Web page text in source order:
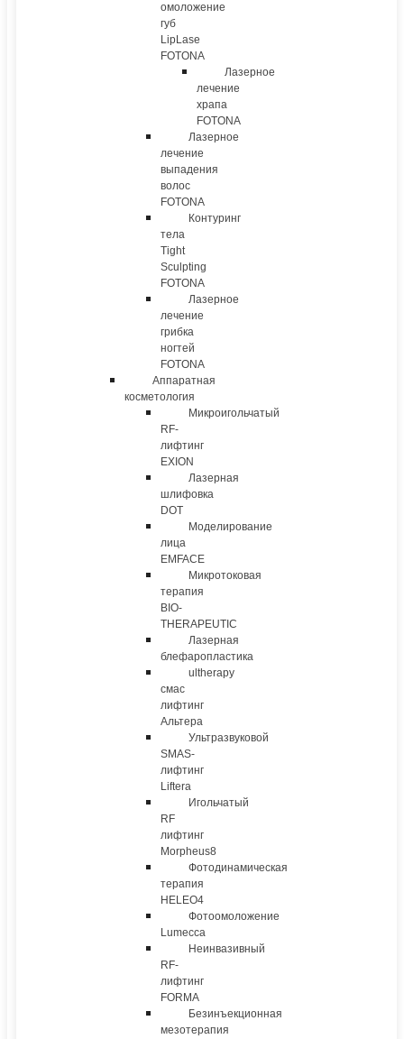
омоложение
губ
LipLase
FOTONA
Лазерное
лечение
храпа
FOTONA
Лазерное
лечение
выпадения
волос
FOTONA
Контуринг
тела
Tight
Sculpting
FOTONA
Лазерное
лечение
грибка
ногтей
FOTONA
Аппаратная
косметология
Микроигольчатый
RF-
лифтинг
EXION
Лазерная
шлифовка
DOT
Моделирование
лица
EMFACE
Микротоковая
терапия
BIO-
THERAPEUTIC
Лазерная
блефаропластика
ultherapy
смас
лифтинг
Альтера
Ультразвуковой
SMAS-
лифтинг
Liftera
Игольчатый
RF
лифтинг
Morpheus8
Фотодинамическая
терапия
HELEO4
Фотоомоложение
Lumecca
Неинвазивный
RF-
лифтинг
FORMA
Безинъекционная
мезотерапия